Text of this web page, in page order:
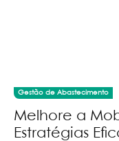
Gestão de Abastecimento
Melhore a
Estratégias